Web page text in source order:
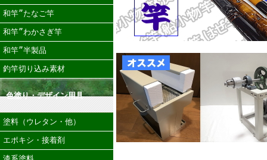
和竿”たなご竿
和竿”わかさぎ竿
和竿”半製品
釣竿切り込み素材
色塗り・デザイン用具
塗料（ウレタン・他）
エポキシ・接着剤